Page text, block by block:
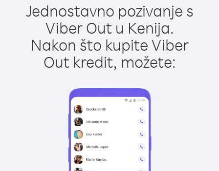
Jednostavno pozivanje s
Viber Out u Kenija.
Nakon što kupite Viber
Out kredit, možete: